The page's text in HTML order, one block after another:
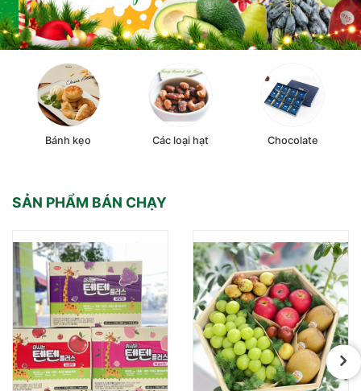
Bánh kẹo Các loại hạt Chocolate
SẢN PHẨM BÁN CHẠY